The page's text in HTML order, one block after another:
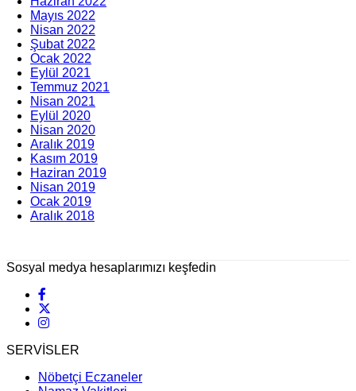
Mayıs 2022
Nisan 2022
Şubat 2022
Ocak 2022
Eylül 2021
Temmuz 2021
Nisan 2021
Eylül 2020
Nisan 2020
Aralık 2019
Kasım 2019
Haziran 2019
Nisan 2019
Ocak 2019
Aralık 2018
Sosyal medya hesaplarımızı keşfedin
SERVİSLER
Nöbetçi Eczaneler